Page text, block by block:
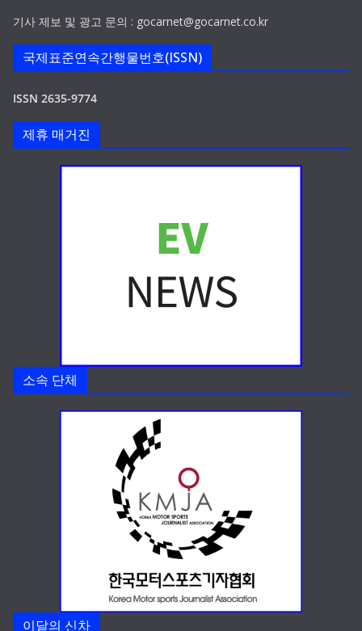
기사 제보 및 광고 문의 : gocarnet@gocarnet.co.kr
국제표준연속간행물번호(ISSN)
ISSN 2635-9774
제휴 매거진
소속 단체
이달의 신차